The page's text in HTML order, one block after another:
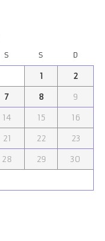
S S D
1
2
7 8
9
14 15
16
21 22
23
28 29
30